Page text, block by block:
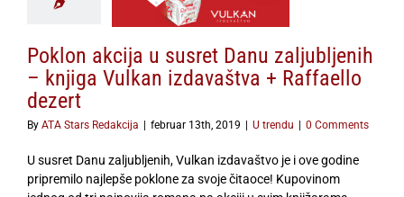
Poklon akcija u susret Danu zaljubljenih
– knjiga Vulkan izdavaštva + Raffaello
dezert
By ATA Stars Redakcija februar 13th, 2019 U trendu 0 Comments
U susret Danu zaljubljenih, Vulkan izdavaštvo je i ove godine
pripremilo najlepše poklone za svoje čitaoce! Kupovinom